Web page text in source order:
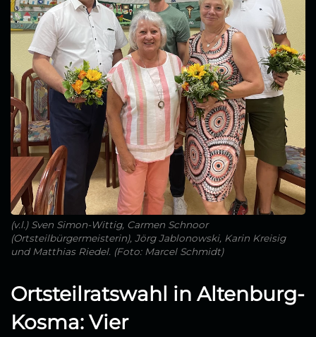
(v.l.) Sven Simon-Wittig, Carmen Schnoor
(Ortsteilbürgermeisterin), Jörg Jablonowski, Karin Kreisig
und Matthias Riedel. (Foto: Marcel Schmidt)
Ortsteilratswahl in Altenburg-
Kosma: Vier